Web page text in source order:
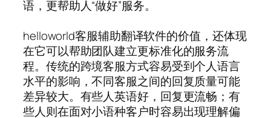
语，更帮助人“做好”服务。
helloworld客服辅助翻译软件的价值，还体现
在它可以帮助团队建立更标准化的服务流
程。传统的跨境客服方式容易受到个人语言
水平的影响，不同客服之间的回复质量可能
差异较大。有些人英语好，回复更流畅；有
些人则在面对小语种客户时容易出现理解偏